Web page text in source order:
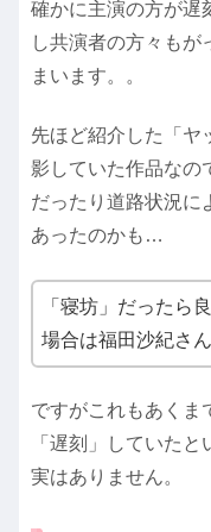
確かに主演の方が遅
し共演者の方々も
まいます。。
先ほど紹介した「ヤ
影していた作品なの
だったり道路状況に
あったのかも…
「寝坊」だったら
場合は福田沙紀さ
ですがこれもあくま
「遅刻」していた
実はありません。